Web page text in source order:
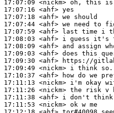
17:07:09 <nickm>
17:07:16 <ahf>
17:07:18 <ahf>
17:07:44 <ahf>
17:07:59 <ahf>
17:08:03 <ahf>
17:08:09 <ahf>
17:09:03 <ahf>
17:09:30 <ahf>
17:09:49 <nickm>
17:10:37 <ahf>
17:11:13 <nickm>
17:11:26 <nickm>
17:11:38 <ahf>
17:11:53 <nickm>